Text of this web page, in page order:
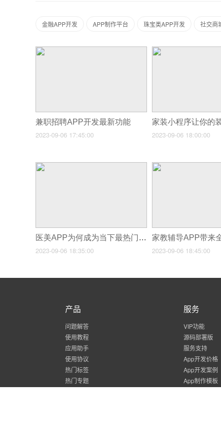
金融APP开发 APP制作平台 珠宝类APP开发 社交商
兼职招聘APP开发最新功能
2023-09-06 17:45:00 2023-09-06 18:00:00
医美APP为何成为当下最热门的创业项目？
2023-09-06 18:35:00 2023-09-06 18:45:00
产品
问题解答
使用教程
应用助手
使用协议
热门标签
热门专题
服务
VIP功能
源码部署版
服务支持
App开发价格
App开发案例
App制作模板